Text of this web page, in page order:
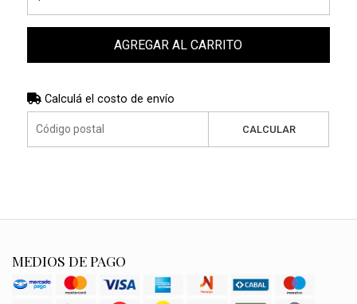
AGREGAR AL CARRITO
Calculá el costo de envío
CALCULAR
MEDIOS DE PAGO